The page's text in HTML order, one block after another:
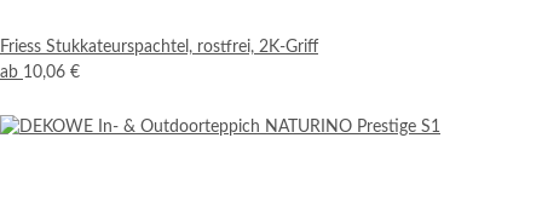
Friess Stukkateurspachtel, rostfrei, 2K-Griff
ab 10,06 €